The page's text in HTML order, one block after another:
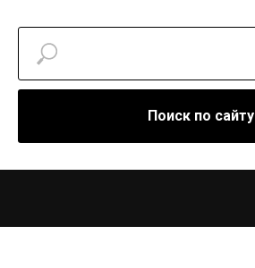
Поиск по сайту